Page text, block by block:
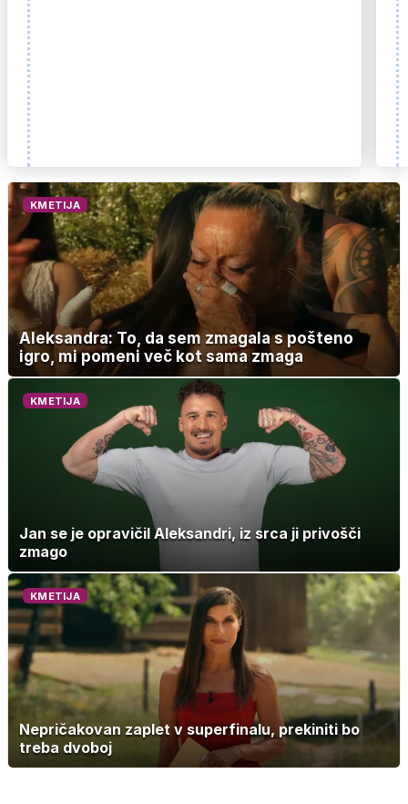
KMETIJA
Aleksandra: To, da sem zmagala s pošteno
igro, mi pomeni več kot sama zmaga
KMETIJA
Jan se je opravičil Aleksandri, iz srca ji privošči
zmago
KMETIJA
Nepričakovan zaplet v superfinalu, prekiniti bo
treba dvoboj